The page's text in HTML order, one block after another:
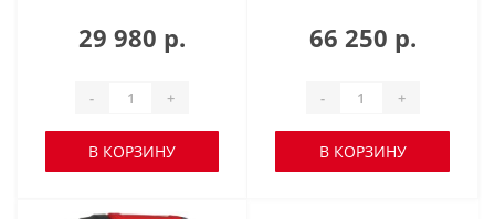
29 980 р.
- +
В КОРЗИНУ
66 250 р.
- +
В КОРЗИНУ